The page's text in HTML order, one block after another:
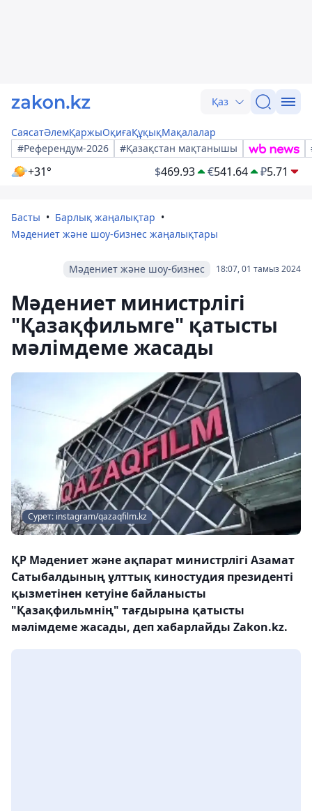
Қаз
СаясатӘлемҚаржыОқиғаҚұқықМақалалар
#Референдум-2026
#Қазақстан мақтанышы
+31° $469.93 €541.64 ₽5.71
Басты
Барлық жаңалықтар
Мәдениет және шоу-бизнес жаңалықтары
18:07, 01 тамыз 2024
Мәдениет және шоу-бизнес
Мәдениет министрлігі
"Қазақфильмге" қатысты
мәлімдеме жасады
Сурет: instagram/qazaqfilm.kz
ҚР Мәдениет және ақпарат министрлігі Азамат
Сатыбалдының ұлттық киностудия президенті
қызметінен кетуіне байланысты
"Қазақфильмнің" тағдырына қатысты
мәлімдеме жасады, деп хабарлайды Zakon.kz.